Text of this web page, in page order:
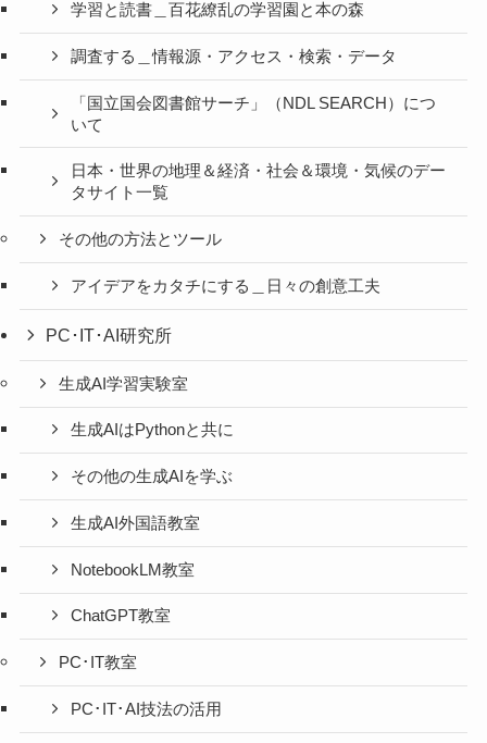
学習と読書＿百花繚乱の学習園と本の森
調査する＿情報源・アクセス・検索・データ
「国立国会図書館サーチ」（NDL SEARCH）につ
いて
日本・世界の地理＆経済・社会＆環境・気候のデー
タサイト一覧
その他の方法とツール
アイデアをカタチにする＿日々の創意工夫
PC･IT･AI研究所
生成AI学習実験室
生成AIはPythonと共に
その他の生成AIを学ぶ
生成AI外国語教室
NotebookLM教室
ChatGPT教室
PC･IT教室
PC･IT･AI技法の活用